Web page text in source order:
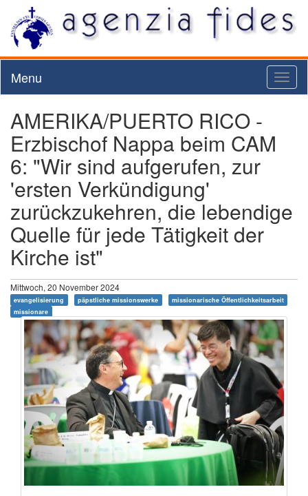
Menu
AMERIKA/PUERTO RICO -
Erzbischof Nappa beim CAM
6: "Wir sind aufgerufen, zur
'ersten Verkündigung'
zurückzukehren, die lebendige
Quelle für jede Tätigkeit der
Kirche ist"
Mittwoch, 20 November 2024
evangelisierung päpstliche missionswerke
missionarische Öffentlichkeitsarbeit
missionare